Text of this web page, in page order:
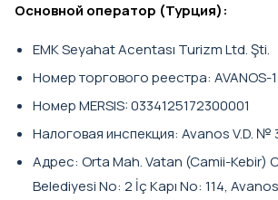
Основной оператор (Турция):
EMK Seyahat Acentası Turizm Ltd. Şti.
Номер торгового реестра: AVANOS-
Номер MERSIS: 0334125172300001
Налоговая инспекция: Avanos V.D. №
Адрес: Orta Mah. Vatan (Camii-Kebir)
Belediyesi No: 2 İç Kapı No: 114,